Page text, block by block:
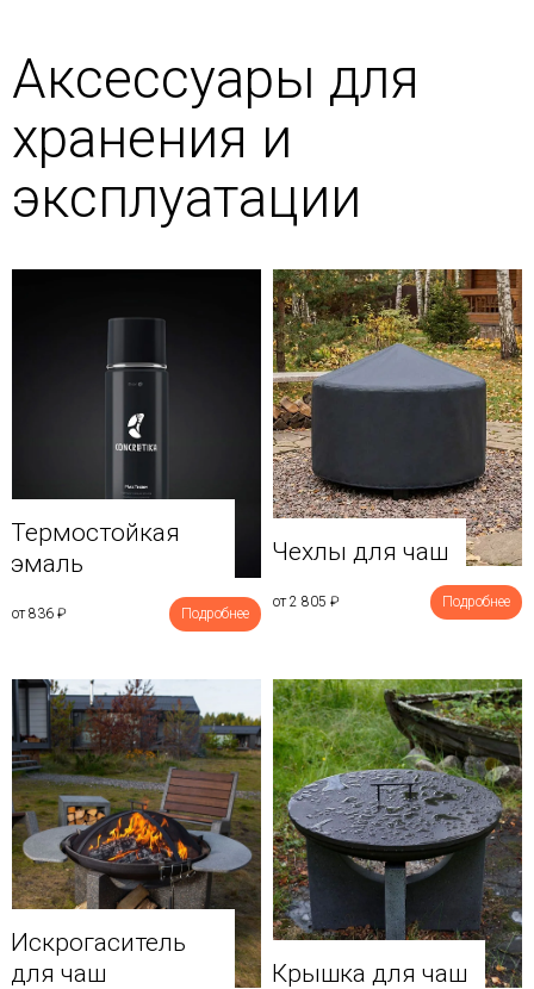
Аксессуары для
хранения и
эксплуатации
Термостойкая
эмаль
от 836 ₽ Подробнее
Чехлы для чаш
от 2 805 ₽ Подробнее
Искрогаситель
для чаш
Крышка для чаш